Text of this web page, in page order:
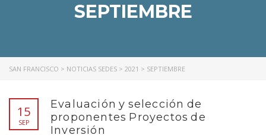
SEPTIEMBRE
SAN FRANCISCO > NOTICIAS SEDES > 2021 > SEPTIEMBRE
15
SEP
Evaluación y selección de
proponentes Proyectos de
Inversión